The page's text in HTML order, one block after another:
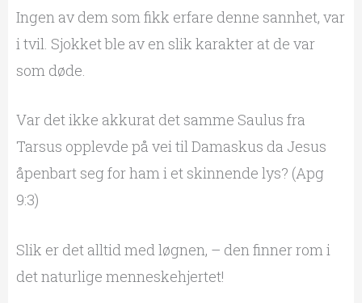
Ingen av dem som fikk erfare denne sannhet, var
i tvil. Sjokket ble av en slik karakter at de var
som døde.
Var det ikke akkurat det samme Saulus fra
Tarsus opplevde på vei til Damaskus da Jesus
åpenbart seg for ham i et skinnende lys? (Apg
9:3)
Slik er det alltid med løgnen, – den finner rom i
det naturlige menneskehjertet!